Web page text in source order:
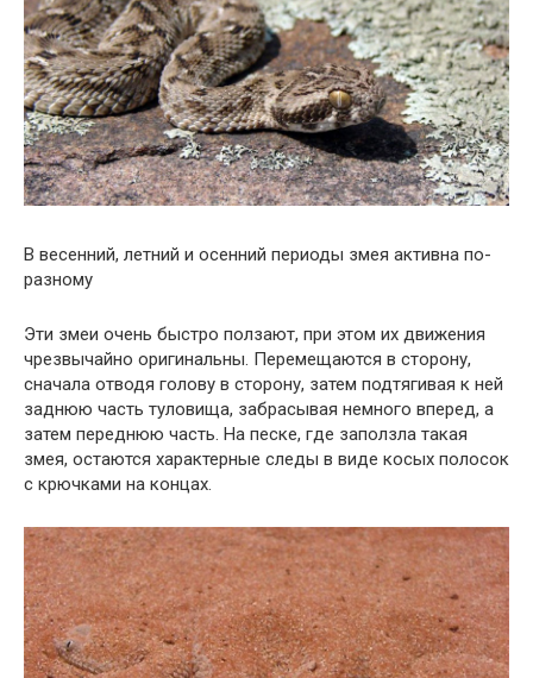
В весенний, летний и осенний периоды змея активна по-
разному
Эти змеи очень быстро ползают, при этом их движения
чрезвычайно оригинальны. Перемещаются в сторону,
сначала отводя голову в сторону, затем подтягивая к ней
заднюю часть туловища, забрасывая немного вперед, а
затем переднюю часть. На песке, где заползла такая
змея, остаются характерные следы в виде косых полосок
с крючками на концах.